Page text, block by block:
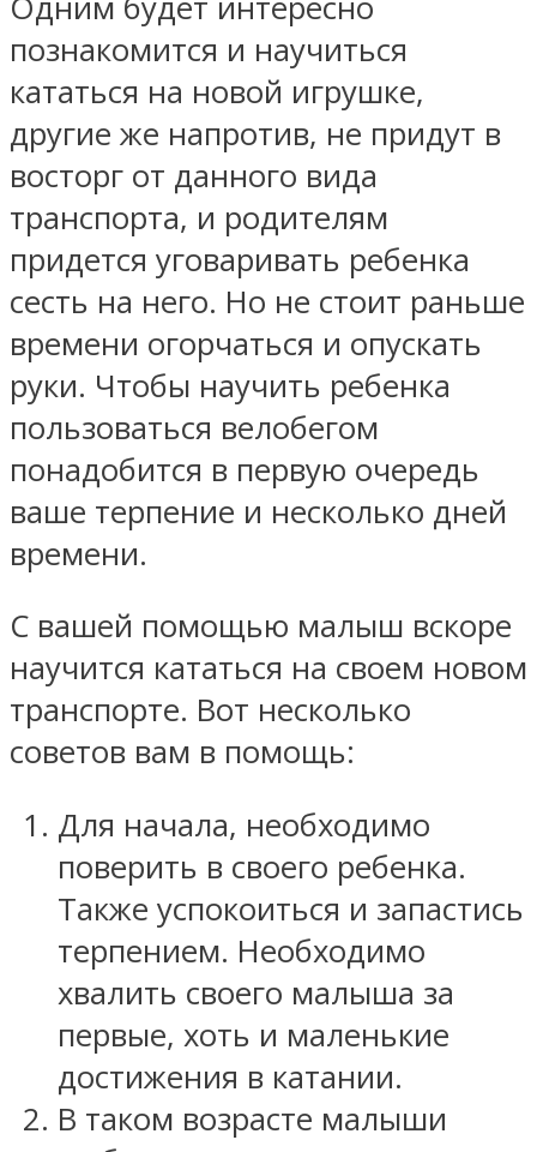
познакомится и научиться
кататься на новой игрушке,
другие же напротив, не придут в
восторг от данного вида
транспорта, и родителям
придется уговаривать ребенка
сесть на него. Но не стоит раньше
времени огорчаться и опускать
руки. Чтобы научить ребенка
пользоваться велобегом
понадобится в первую очередь
ваше терпение и несколько дней
времени.
С вашей помощью малыш вскоре
научится кататься на своем новом
транспорте. Вот несколько
советов вам в помощь:
Для начала, необходимо
поверить в своего ребенка.
Также успокоиться и запастись
терпением. Необходимо
хвалить своего малыша за
первые, хоть и маленькие
достижения в катании.
В таком возрасте малыши